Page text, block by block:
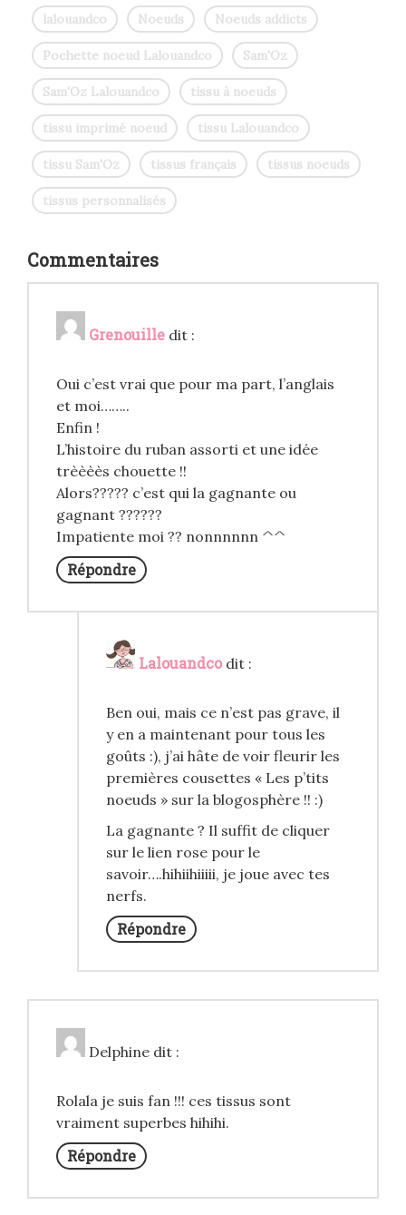
lalouandco Noeuds Noeuds addicts
Pochette noeud Lalouandco Sam'Oz
Sam'Oz Lalouandco tissu à noeuds
tissu imprimé noeud tissu Lalouandco
tissu Sam'Oz tissus français tissus noeuds
tissus personnalisés
Commentaires
Grenouille dit :
Oui c’est vrai que pour ma part, l’anglais
et moi……..
Enfin !
L’histoire du ruban assorti et une idée
trèèèès chouette !!
Alors????? c’est qui la gagnante ou
gagnant ??????
Impatiente moi ?? nonnnnnn ^^
Répondre
Lalouandco dit :
Ben oui, mais ce n’est pas grave, il
y en a maintenant pour tous les
goûts :), j’ai hâte de voir fleurir les
premières cousettes « Les p’tits
noeuds » sur la blogosphère !! :)
La gagnante ? Il suffit de cliquer
sur le lien rose pour le
savoir….hihiihiiiii, je joue avec tes
nerfs.
Répondre
Delphine dit :
Rolala je suis fan !!! ces tissus sont
vraiment superbes hihihi.
Répondre